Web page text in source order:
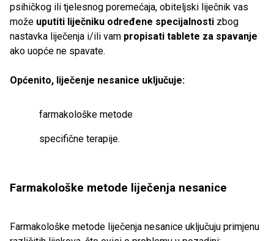
psihičkog ili tjelesnog poremećaja, obiteljski liječnik vas
može uputiti liječniku određene specijalnosti zbog
nastavka liječenja i/ili vam propisati tablete za spavanje
ako uopće ne spavate.
Općenito, liječenje nesanice uključuje:
farmakološke metode
specifične terapije.
Farmakološke metode liječenja nesanice
Farmakološke metode liječenja nesanice uključuju primjenu